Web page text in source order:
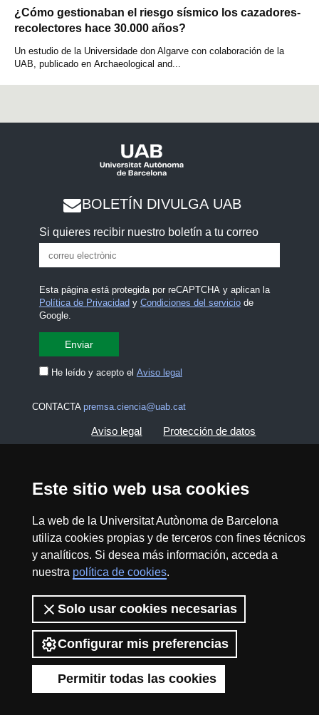
Este sitio web usa cookies
La web de la Universitat Autònoma de Barcelona
utiliza cookies propias y de terceros con fines técnicos
y analíticos. Si desea más información, acceda a
nuestra política de cookies.
Solo usar cookies necesarias
Configurar mis preferencias
Permitir todas las cookies
¿Cómo gestionaban el riesgo sísmico los cazadores-
recolectores hace 30.000 años?
Un estudio de la Universidade don Algarve con colaboración de la
UAB, publicado en Archaeological and...
BOLETÍN DIVULGA UAB
Si quieres recibir nuestro boletín a tu correo
Esta página está protegida por reCAPTCHA y aplican la
Política de Privacidad y Condiciones del serviciode
Google.
He leído y acepto el Aviso legal
CONTACTA premsa.ciencia@uab.cat
Aviso legal Protección de datos
2026 Divulga UAB - Commons Reconocimiento -
No Comercial (CC BY NC) - ISSN: 2014-6388